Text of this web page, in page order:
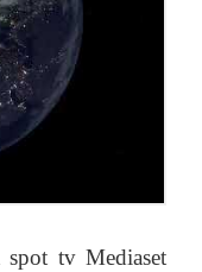
spot tv Mediaset